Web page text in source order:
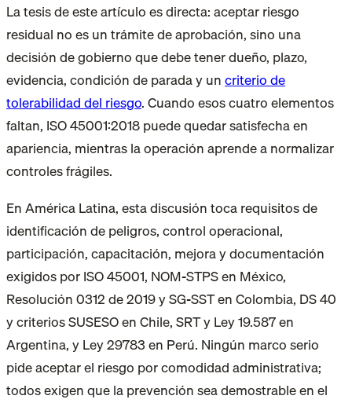
La tesis de este artículo es directa: aceptar riesgo
residual no es un trámite de aprobación, sino una
decisión de gobierno que debe tener dueño, plazo,
evidencia, condición de parada y uncriterio de
tolerabilidad del riesgo. Cuando esos cuatro elementos
faltan, ISO 45001:2018 puede quedar satisfecha en
apariencia, mientras la operación aprende a normalizar
controles frágiles.
En América Latina, esta discusión toca requisitos de
identificación de peligros, control operacional,
participación, capacitación, mejora y documentación
exigidos por ISO 45001, NOM-STPS en México,
Resolución 0312 de 2019 y SG-SST en Colombia, DS 40
y criterios SUSESO en Chile, SRT y Ley 19.587 en
Argentina, y Ley 29783 en Perú. Ningún marco serio
pide aceptar el riesgo por comodidad administrativa;
todos exigen que la prevención sea demostrable en el